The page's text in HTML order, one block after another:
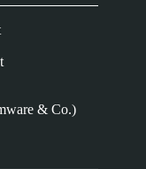
& Co.)